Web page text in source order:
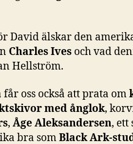
David älskar den
Charles Ives och vad
Hellström.
oss också att prata om
med ånglok,
, Åge Aleksandersen, ett
bra somBlack Ark-